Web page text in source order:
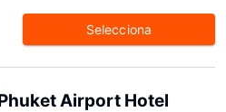
Selecciona
Airport Hotel